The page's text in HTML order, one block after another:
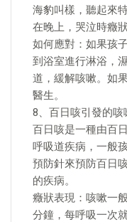
海豹叫樣，聽起來
在晚上，哭泣時癥狀
如何應對：如果孩
到浴室進行淋浴，
道，緩解咳嗽。如
醫生。
8、百日咳引發的咳
百日咳是一種由百
呼吸道疾病，一般
預防針來預防百日
的疾病。
癥狀表現：咳嗽一
分鐘，每呼吸一次